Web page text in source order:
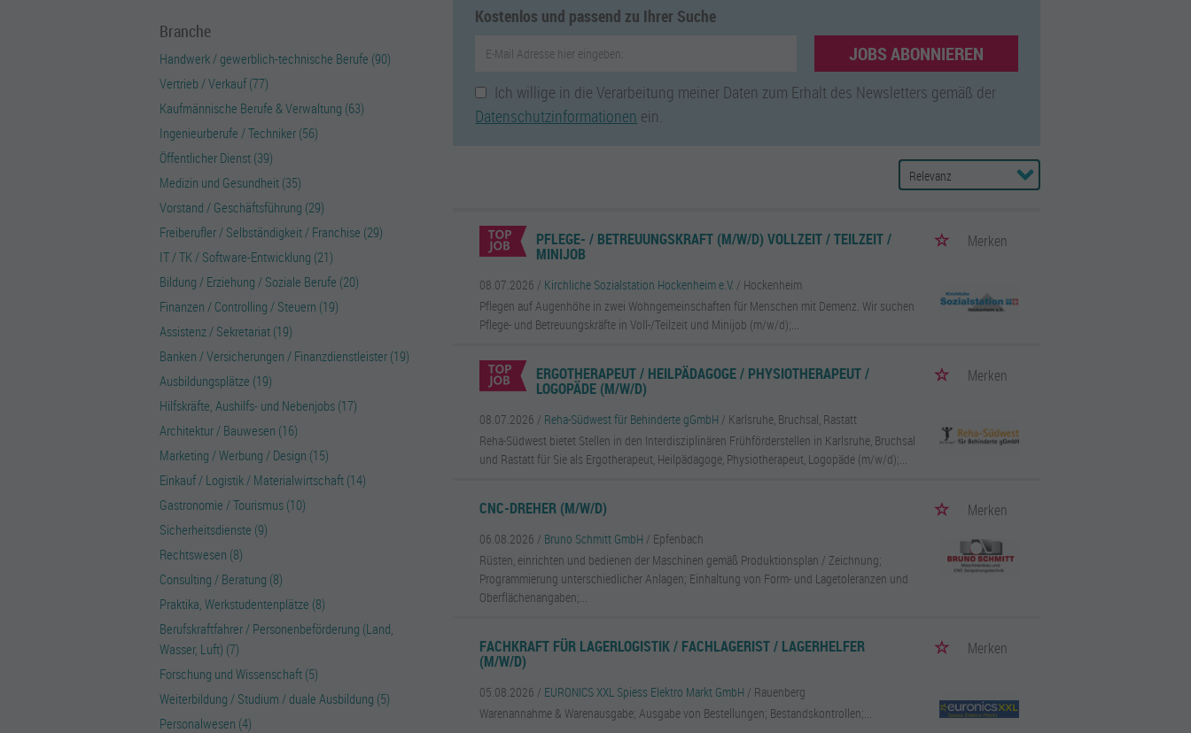
Branche
Handwerk / gewerblich-technische Berufe (90)
Vertrieb / Verkauf (77)
Kaufmännische Berufe & Verwaltung (63)
Ingenieurberufe / Techniker (56)
Öffentlicher Dienst (39)
Medizin und Gesundheit (35)
Vorstand / Geschäftsführung (29)
Freiberufler / Selbständigkeit / Franchise (29)
IT / TK / Software-Entwicklung (21)
Bildung / Erziehung / Soziale Berufe (20)
Finanzen / Controlling / Steuern (19)
Assistenz / Sekretariat (19)
Banken / Versicherungen / Finanzdienstleister (19)
Ausbildungsplätze (19)
Hilfskräfte, Aushilfs- und Nebenjobs (17)
Architektur / Bauwesen (16)
Marketing / Werbung / Design (15)
Einkauf / Logistik / Materialwirtschaft (14)
Gastronomie / Tourismus (10)
Sicherheitsdienste (9)
Rechtswesen (8)
Consulting / Beratung (8)
Praktika, Werkstudentenplätze (8)
Berufskraftfahrer / Personenbeförderung (Land,
Wasser, Luft) (7)
Forschung und Wissenschaft (5)
Weiterbildung / Studium / duale Ausbildung (5)
Personalwesen (4)
Kostenlos und passend zu Ihrer Suche
JOBS ABONNIEREN
Ich willige in die Verarbeitung meiner Daten zum Erhalt des Newsletters gemäß der
Datenschutzinformationen ein.
PFLEGE- / BETREUUNGSKRAFT (M/W/D) VOLLZEIT / TEILZEIT /
MINIJOB
Merken
08.07.2026 / Kirchliche Sozialstation Hockenheim e.V. / Hockenheim
Pflegen auf Augenhöhe in zwei Wohngemeinschaften für Menschen mit Demenz. Wir suchen
Pflege- und Betreuungskräfte in Voll-/Teilzeit und Minijob (m/w/d);...
ERGOTHERAPEUT / HEILPÄDAGOGE / PHYSIOTHERAPEUT /
LOGOPÄDE (M/W/D)
Merken
08.07.2026 / Reha-Südwest für Behinderte gGmbH / Karlsruhe, Bruchsal, Rastatt
Reha-Südwest bietet Stellen in den Interdisziplinären Frühförderstellen in Karlsruhe, Bruchsal
und Rastatt für Sie als Ergotherapeut, Heilpädagoge, Physiotherapeut, Logopäde (m/w/d);...
CNC-DREHER (M/W/D) Merken
06.08.2026 / Bruno Schmitt GmbH / Epfenbach
Rüsten, einrichten und bedienen der Maschinen gemäß Produktionsplan / Zeichnung;
Programmierung unterschiedlicher Anlagen; Einhaltung von Form- und Lagetoleranzen und
Oberflächenangaben;...
FACHKRAFT FÜR LAGERLOGISTIK / FACHLAGERIST / LAGERHELFER
(M/W/D)
Merken
05.08.2026 / EURONICS XXL Spiess Elektro Markt GmbH / Rauenberg
Warenannahme & Warenausgabe; Ausgabe von Bestellungen; Bestandskontrollen;...